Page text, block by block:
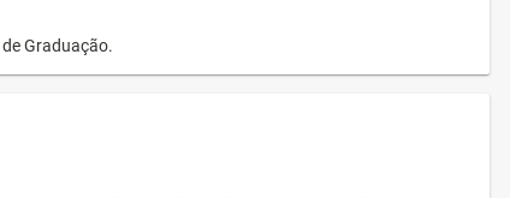
Graduação.